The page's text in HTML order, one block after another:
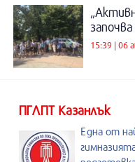
15:39 | 06
ПГЛПТ Казанлък
Една от